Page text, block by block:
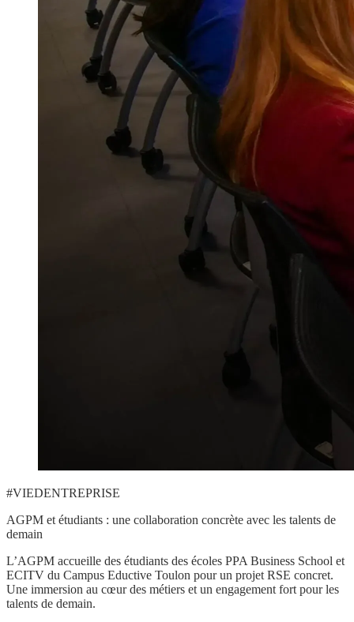
#VIEDENTREPRISE
AGPM et étudiants : une collaboration concrète avec les talents de
demain
L’AGPM accueille des étudiants des écoles PPA Business School et
ECITV du Campus Eductive Toulon pour un projet RSE concret.
Une immersion au cœur des métiers et un engagement fort pour les
talents de demain.